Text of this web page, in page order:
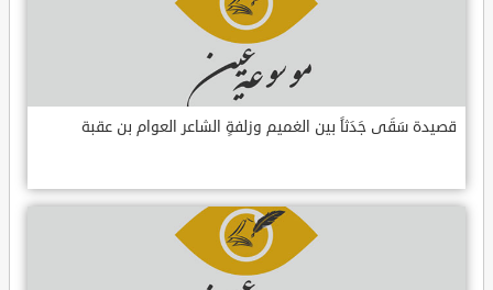
قصيدة سَقَى جَدَثاً بين الغميم وزلفةٍ الشاعر العوام بن عقبة